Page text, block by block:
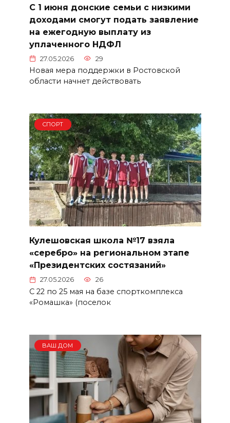
С 1 июня донские семьи с низкими
доходами смогут подать заявление
на ежегодную выплату из
уплаченного НДФЛ
27.05.2026 29
Новая мера поддержки в Ростовской
области начнет действовать
СПОРТ
Кулешовская школа №17 взяла
«серебро» на региональном этапе
«Президентских состязаний»
27.05.2026 26
С 22 по 25 мая на базе спорткомплекса
«Ромашка» (поселок
ВАШ ДОМ